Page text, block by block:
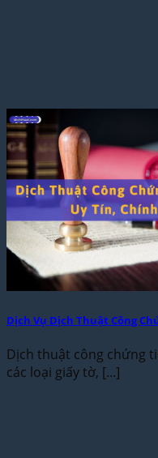
Dịch Vụ Dịch Thuật Công
Dịch thuật công chứng
các loại giấy tờ, [...]